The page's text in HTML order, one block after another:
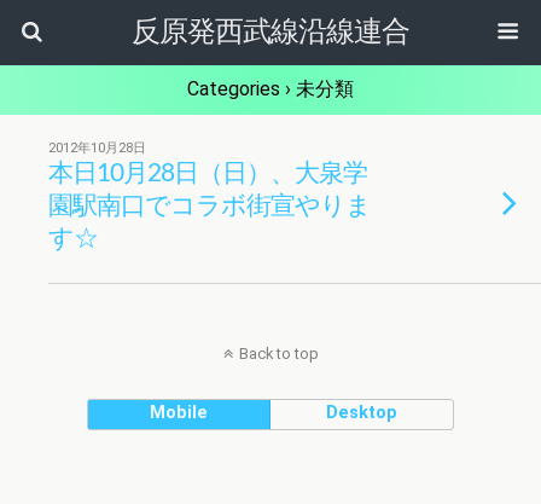
反原発西武線沿線連合
Categories › 未分類
2012年10月28日
本日10月28日（日）、大泉学
園駅南口でコラボ街宣やりま
す☆
Back to top
Mobile Desktop